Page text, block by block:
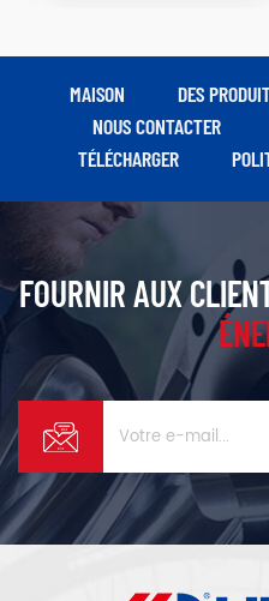
MAISON DES
NOUS CONTACTER
TÉLÉCHARGER
FOURNIR AUX